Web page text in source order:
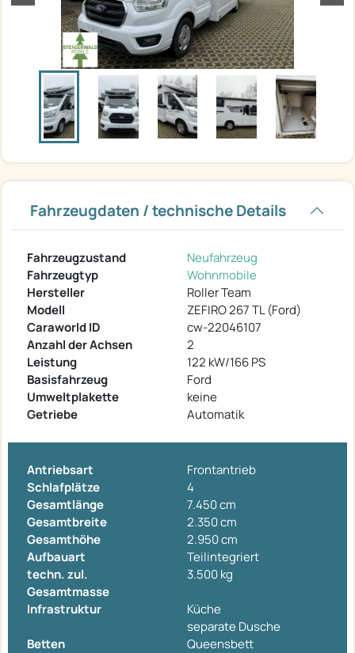
Fahrzeugdaten / technische Details
Fahrzeugzustand
Neufahrzeug
Fahrzeugtyp
Wohnmobile
Hersteller
Roller Team
Modell
ZEFIRO 267 TL (Ford)
Caraworld ID
cw-22046107
Anzahl der Achsen
2
Leistung
122 kW/166 PS
Basisfahrzeug
Ford
Umweltplakette
keine
Getriebe
Automatik
Antriebsart
Frontantrieb
Schlafplätze
4
Gesamtlänge
7.450 cm
Gesamtbreite
2.350 cm
Gesamthöhe
2.950 cm
Aufbauart
Teilintegriert
techn. zul.
Gesamtmasse
3.500 kg
Infrastruktur
Küche
separate Dusche
Betten
Queensbett